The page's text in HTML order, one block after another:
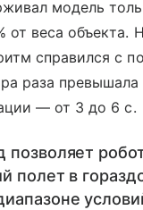
модель
от веса объекта.
справился с
раза превышала
— от 3 до 6 с.
полет в